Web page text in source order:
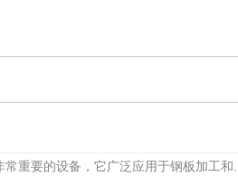
重要的设备，它广泛应用于钢板加工和...